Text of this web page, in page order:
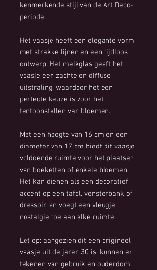
kenmerkende stijl van de Art Deco-
periode.
Het vaasje heeft een elegante vorm
met strakke lijnen en een tijdloos
ontwerp. Het melkglas geeft het
vaasje een zachte en diffuse
uitstraling, waardoor het een
perfecte keuze is voor het
tentoonstellen van bloemen.
Met een hoogte van 16 cm en een
diameter van 17 cm biedt dit vaasje
voldoende ruimte voor het plaatsen
van boeketten of enkele bloemen.
Het kan dienen als een decoratief
accent op een tafel, vensterbank of
dressoir, en voegt een vleugje
nostalgie toe aan elke ruimte.
Let op: aangezien dit een origineel
vaasje uit de jaren 30 is, kunnen er
tekenen van gebruik en ouderdom